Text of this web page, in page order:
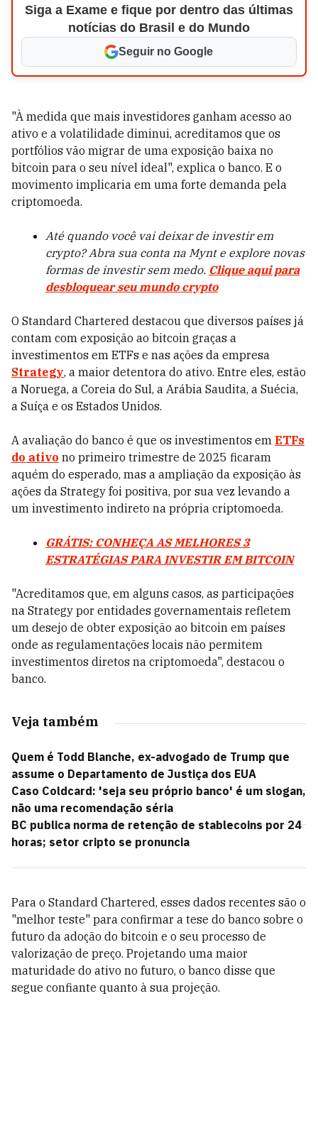
Siga a Exame e fique por dentro das últimas
notícias do Brasil e do Mundo
Seguir no Google
"À medida que mais investidores ganham acesso ao
ativo e a volatilidade diminui, acreditamos que os
portfólios vão migrar de uma exposição baixa no
bitcoin para o seu nível ideal", explica o banco. E o
movimento implicaria em uma forte demanda pela
criptomoeda.
Até quando você vai deixar de investir em
crypto? Abra sua conta na Mynt e explore novas
formas de investir sem medo. Clique aqui para
desbloquear seu mundo crypto
O Standard Chartered destacou que diversos países já
contam com exposição ao bitcoin graças a
investimentos em ETFs e nas ações da empresa
Strategy, a maior detentora do ativo. Entre eles, estão
a Noruega, a Coreia do Sul, a Arábia Saudita, a Suécia,
a Suíça e os Estados Unidos.
A avaliação do banco é que os investimentos em ETFs
do ativo no primeiro trimestre de 2025 ficaram
aquém do esperado, mas a ampliação da exposição às
ações da Strategy foi positiva, por sua vez levando a
um investimento indireto na própria criptomoeda.
GRÁTIS: CONHEÇA AS MELHORES 3
ESTRATÉGIAS PARA INVESTIR EM BITCOIN
"Acreditamos que, em alguns casos, as participações
na Strategy por entidades governamentais refletem
um desejo de obter exposição ao bitcoin em países
onde as regulamentações locais não permitem
investimentos diretos na criptomoeda", destacou o
banco.
Veja também
Quem é Todd Blanche, ex-advogado de Trump que
assume o Departamento de Justiça dos EUA
Caso Coldcard: 'seja seu próprio banco' é um slogan,
não uma recomendação séria
BC publica norma de retenção de stablecoins por 24
horas; setor cripto se pronuncia
Para o Standard Chartered, esses dados recentes são o
"melhor teste" para confirmar a tese do banco sobre o
futuro da adoção do bitcoin e o seu processo de
valorização de preço. Projetando uma maior
maturidade do ativo no futuro, o banco disse que
segue confiante quanto à sua projeção.